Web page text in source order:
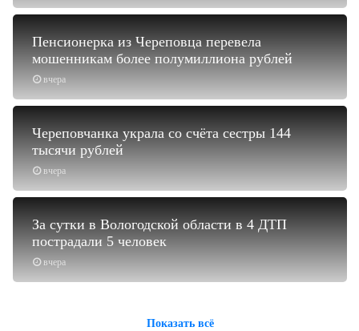
вчера
Пенсионерка из Череповца перевела
мошенникам более полумиллиона рублей
вчера
Череповчанка украла со счёта сестры 144
тысячи рублей
вчера
За сутки в Вологодской области в 4 ДТП
пострадали 5 человек
Показать всё